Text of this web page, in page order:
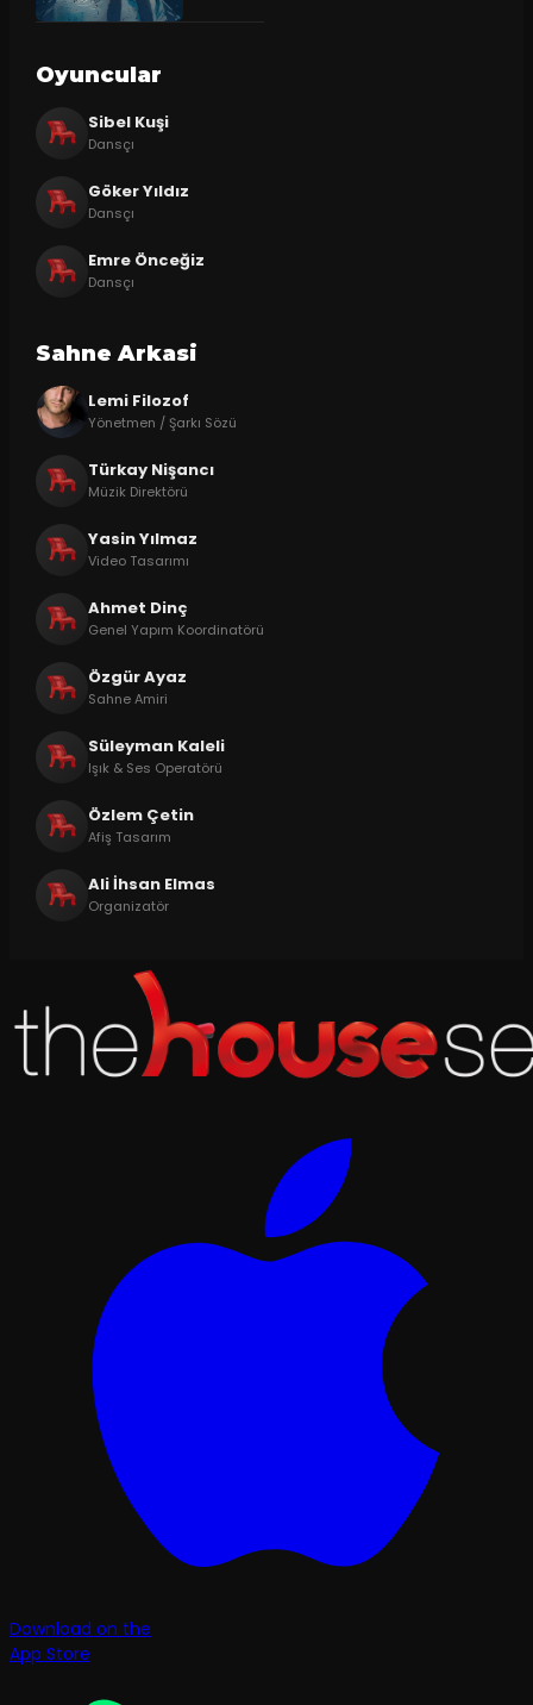
Oyuncular
Sibel Kuşi
Dansçı
Göker Yıldız
Dansçı
Emre Önceğiz
Dansçı
Sahne Arkasi
Lemi Filozof
Yönetmen / Şarkı Sözü
Türkay Nişancı
Müzik Direktörü
Yasin Yılmaz
Video Tasarımı
Ahmet Dinç
Genel Yapım Koordinatörü
Özgür Ayaz
Sahne Amiri
Süleyman Kaleli
Işık & Ses Operatörü
Özlem Çetin
Afiş Tasarım
Ali İhsan Elmas
Organizatör
Download on the
App Store